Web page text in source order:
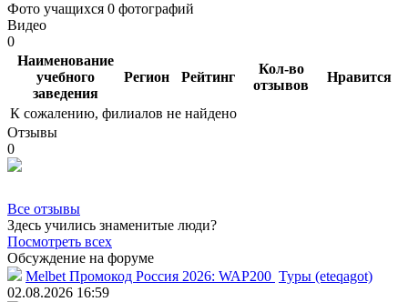
Фото учащихся 0 фотографий
Видео
0
Наименование
учебного
заведения
Регион Рейтинг
Кол-во
отзывов
Нравится
К сожалению, филиалов не найдено
Отзывы
0
Все отзывы
Здесь учились знаменитые люди?
Посмотреть всех
Обсуждение на форуме
Melbet Промокод Россия 2026: WAP200 Туры (eteqagot)
02.08.2026 16:59